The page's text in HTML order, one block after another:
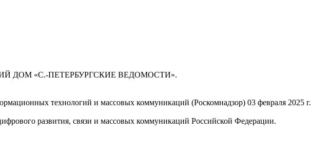
ДОМ «С.-ПЕТЕРБУРГСКИЕ ВЕДОМОСТИ».
технологий и массовых коммуникаций (Роскомнадзор) 03 февраля 2025 г.
развития, связи и массовых коммуникаций Российской Федерации.